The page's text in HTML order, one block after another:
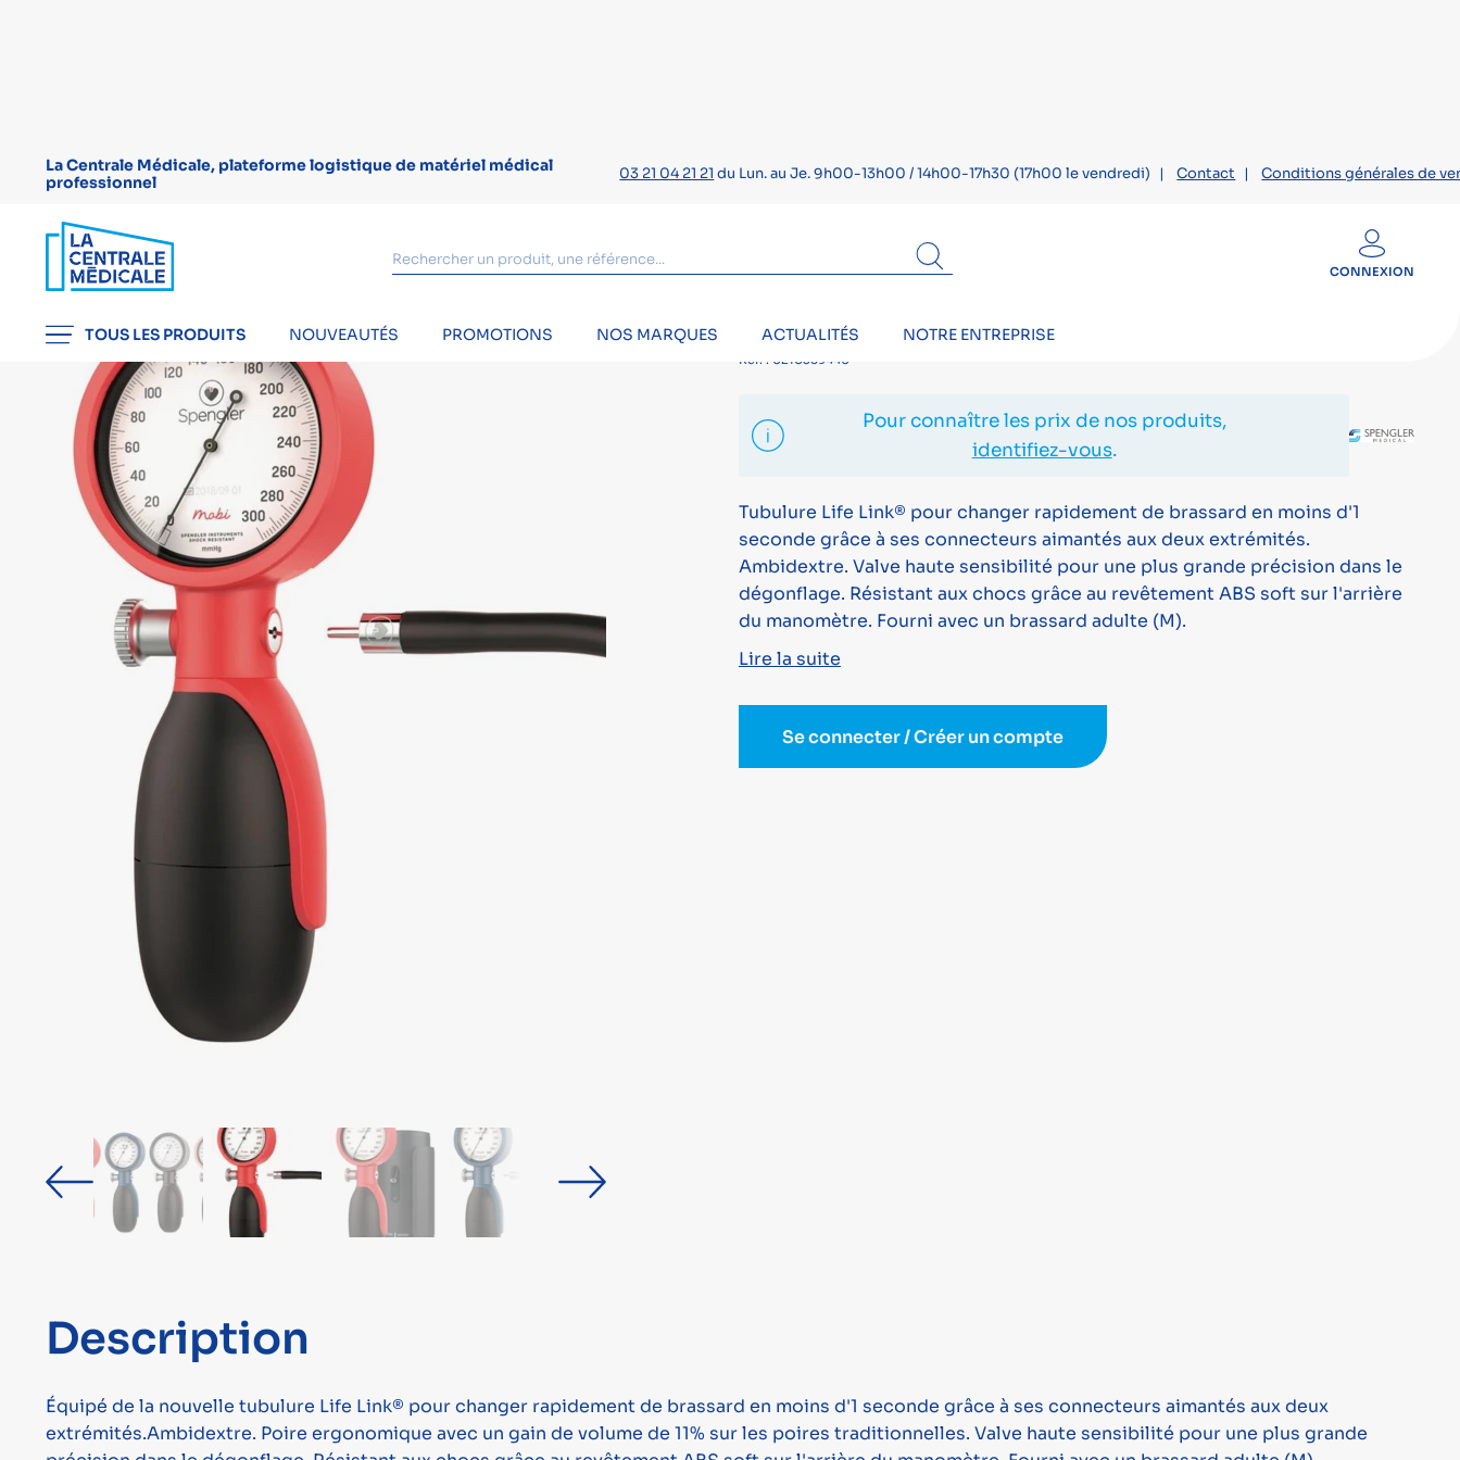
TOUS LES PRODUITS
Accueil Diagnostic
Ref. : 0210359440
Pour connaître les prix de nos produits,
identifiez-vous.
Tubulure Life Link® pour changer rapidement de brassard en moins d'1
seconde grâce à ses connecteurs aimantés aux deux extrémités.
Ambidextre. Valve haute sensibilité pour une plus grande précision dans le
dégonflage. Résistant aux chocs grâce au revêtement ABS soft sur l'arrière
du manomètre. Fourni avec un brassard adulte (M).
Lire la suite
Se connecter / Créer un compte
Description
Équipé de la nouvelle tubulure Life Link® pour changer rapidement de brassard en moins d'1 seconde grâce à ses connecteurs aimantés aux deux
extrémités.Ambidextre. Poire ergonomique avec un gain de volume de 11% sur les poires traditionnelles. Valve haute sensibilité pour une plus grande